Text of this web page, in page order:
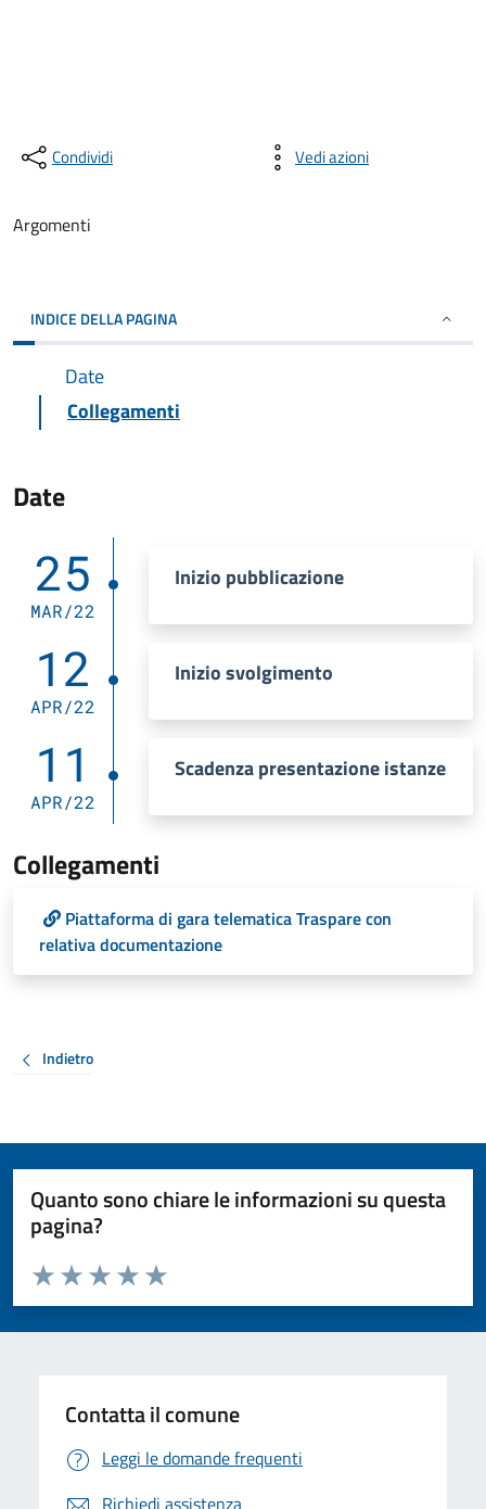
Condividi Vedi azioni
Argomenti
INDICE DELLA PAGINA
Date
Collegamenti
Date
25
MAR/22
Inizio pubblicazione
12
APR/22
Inizio svolgimento
11
APR/22
Scadenza presentazione istanze
Collegamenti
Piattaforma di gara telematica Traspare con
relativa documentazione
Indietro
Quanto sono chiare le informazioni su questa
pagina?
Valuta da 1 a 5 stelle la pagina
Valuta 5 stelle su 5
Valuta 4 stelle su 5
Valuta 3 stelle su 5
Valuta 2 stelle su 5
Valuta 1 stelle su 5
Contatta il comune
Leggi le domande frequenti
Richiedi assistenza